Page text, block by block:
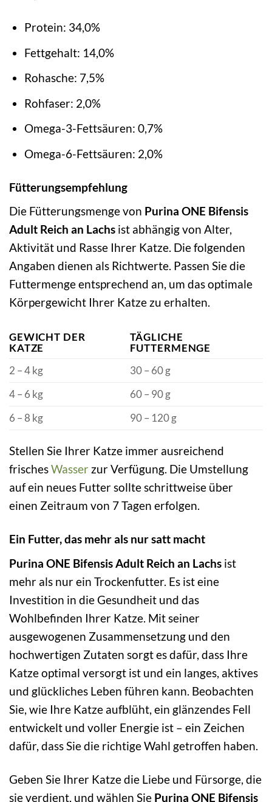
Protein: 34,0%
Fettgehalt: 14,0%
Rohasche: 7,5%
Rohfaser: 2,0%
Omega-3-Fettsäuren: 0,7%
Omega-6-Fettsäuren: 2,0%
Fütterungsempfehlung
Die Fütterungsmenge von Purina ONE Bifensis
Adult Reich an Lachs ist abhängig von Alter,
Aktivität und Rasse Ihrer Katze. Die folgenden
Angaben dienen als Richtwerte. Passen Sie die
Futtermenge entsprechend an, um das optimale
Körpergewicht Ihrer Katze zu erhalten.
GEWICHT DER
KATZE
TÄGLICHE
FUTTERMENGE
2 – 4 kg
30 – 60 g
4 – 6 kg
60 – 90 g
6 – 8 kg
90 – 120 g
Stellen Sie Ihrer Katze immer ausreichend
frischesWasser zur Verfügung. Die Umstellung
auf ein neues Futter sollte schrittweise über
einen Zeitraum von 7 Tagen erfolgen.
Ein Futter, das mehr als nur satt macht
Purina ONE Bifensis Adult Reich an Lachs ist
mehr als nur ein Trockenfutter. Es ist eine
Investition in die Gesundheit und das
Wohlbefinden Ihrer Katze. Mit seiner
ausgewogenen Zusammensetzung und den
hochwertigen Zutaten sorgt es dafür, dass Ihre
Katze optimal versorgt ist und ein langes, aktives
und glückliches Leben führen kann. Beobachten
Sie, wie Ihre Katze aufblüht, ein glänzendes Fell
entwickelt und voller Energie ist – ein Zeichen
dafür, dass Sie die richtige Wahl getroffen haben.
Geben Sie Ihrer Katze die Liebe und Fürsorge, die
sie verdient, und wählen Sie Purina ONE Bifensis